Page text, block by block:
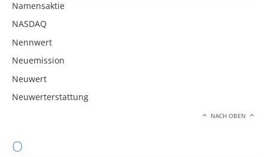
Namensaktie
NASDAQ
Nennwert
Neuemission
Neuwert
Neuwerterstattung
NACH OBEN
O